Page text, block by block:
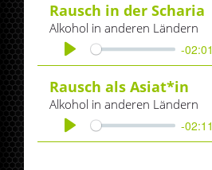
Rausch in der Scharia
Alkohol in anderen Ländern
Play
-02:01
Rausch als Asiat*in
Alkohol in anderen Ländern
Play
-02:11